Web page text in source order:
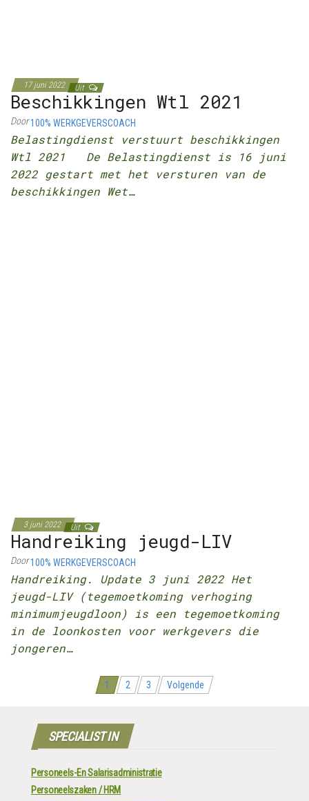
17 juni 2022 Uit
Beschikkingen Wtl 2021
Door100% WERKGEVERSCOACH
Belastingdienst verstuurt beschikkingen
Wtl 2021 De Belastingdienst is 16 juni
2022 gestart met het versturen van de
beschikkingen Wet…
3 juni 2022 Uit
Handreiking jeugd-LIV
Door100% WERKGEVERSCOACH
Handreiking. Update 3 juni 2022 Het
jeugd-LIV (tegemoetkoming verhoging
minimumjeugdloon) is een tegemoetkoming
in de loonkosten voor werkgevers die
jongeren…
1 2 3 Volgende
SPECIALIST IN
Personeels-En Salarisadministratie
Personeelszaken / HRM